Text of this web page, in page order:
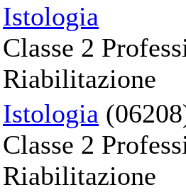
Istologia
Classe 2
Riabilitazione
Istologia
Classe 2
Riabilitazione